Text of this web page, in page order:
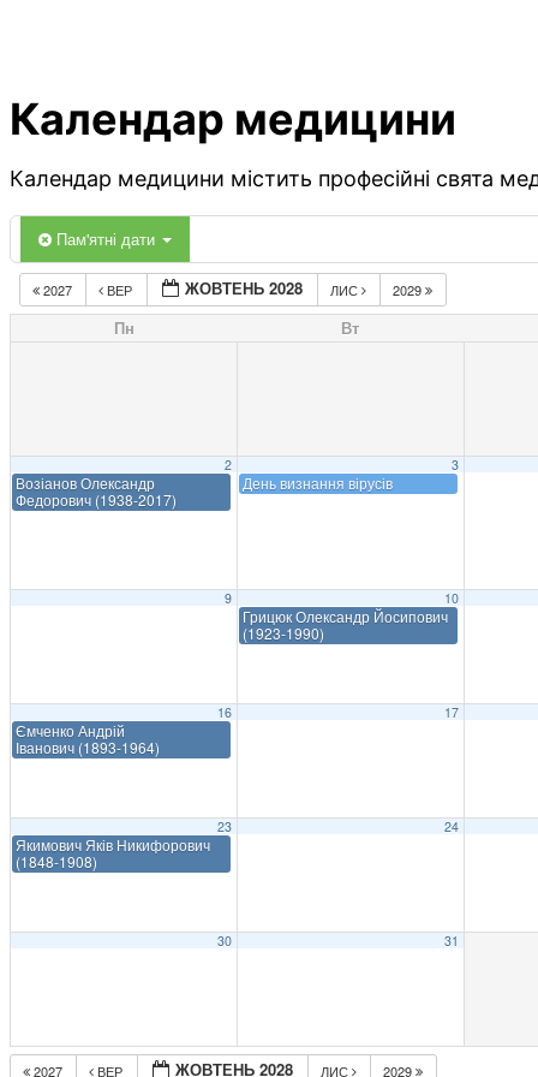
Календар медицини
Календар медицини містить професійні свята
Пам'ятні дати
2027 ВЕР ЖОВТЕНЬ 2028 ЛИС 2029
Пн Вт
2
Возіанов Олександр
Федорович (1938-2017)
3
День визнання вірусів
9 10
Грицюк Олександр Йосипович
(1923-1990)
16
Ємченко Андрій
Іванович (1893-1964)
17
23
Якимович Яків Никифорович
(1848-1908)
24
30 31
2027 ВЕР ЖОВТЕНЬ 2028 ЛИС 2029